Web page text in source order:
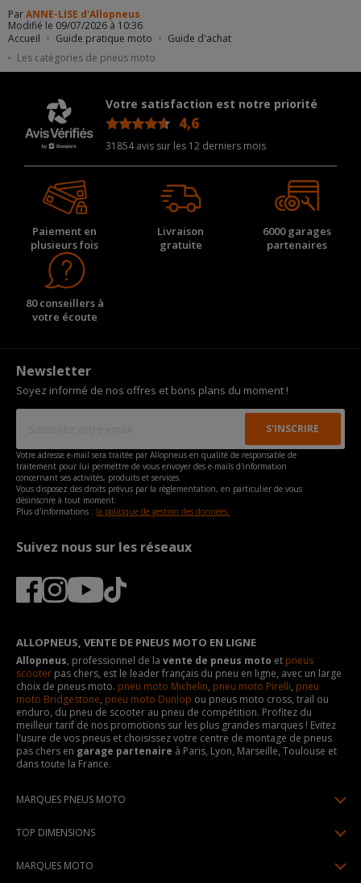
Accueil Guide pratique moto
Guide d'achat
Les catégories de pneus moto
ParANNE-LISE d'Allopneus
Modifié le 09/07/2026 à 10:36
Votre satisfaction est notre priorité
4,6
31854 avis sur les 12 derniers mois
Paiement en
plusieurs fois
Livraison
gratuite
6000 garages
partenaires
80 conseillers à
votre écoute
Newsletter
Soyez informé de nos offres et bons plans du moment !
Votre adresse e-mail sera traitée par Allopneus en qualité de responsable de
traitement pour lui permettre de vous envoyer des e-mails d'information
concernant ses activités, produits et services.
Vous disposez des droits prévus par la règlementation, en particulier de vous
désinscrire à tout moment.
Plus d'informations : la politique de gestion des données.
Suivez nous sur les réseaux
ALLOPNEUS, VENTE DE PNEUS MOTO EN LIGNE
Allopneus, professionnel de la vente de pneus moto et pneus
scooter pas chers, est le leader français du pneu en ligne, avec un large
choix de pneus moto. pneu moto Michelin, pneu moto Pirelli, pneu
moto Bridgestone, pneu moto Dunlop ou pneus moto cross, trail ou
enduro, du pneu de scooter au pneu de compétition. Profitez du
meilleur tarif de nos promotions sur les plus grandes marques ! Evitez
l'usure de vos pneus et choisissez votre centre de montage de pneus
pas chers en garage partenaire à Paris, Lyon, Marseille, Toulouse et
dans toute la France.
MARQUES PNEUS MOTO
Pneus Continental
TOP DIMENSIONS
MARQUES MOTO